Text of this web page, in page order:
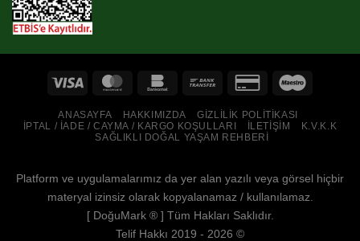
ANASAYFA HAKKIMIZDA
GIZLILIK POLITIKASI
İPTAL / İADE / CAYMA / KARGO KOŞULLARI
İLETIŞIM
K.V.K.K
SAĞLIKLI DOĞAL YAŞAM REHBERI
Platform ve uygulamalarımız da yer alan yazılı veya görsel hiçbir
materyal izinsiz olarak kopyalanamaz / kullanılamaz.
[ DoğuMark® ] Tüm Hakları Saklıdır.
Telif Hakkı 2019 - 2026 ©